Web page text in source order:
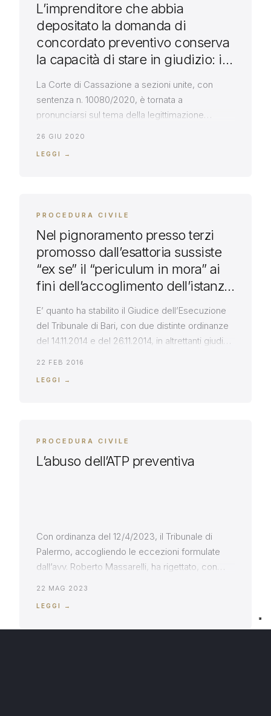
L’imprenditore che abbia
depositato la domanda di
concordato preventivo conserva
la capacità di stare in giudizio: il
La Corte di Cassazione a sezioni unite, con
sentenza n. 10080/2020, è tornata a
pronunciarsi sul tema della legittimazione
Sent. 10080_2020
26 GIU 2020
LEGGI →
PROCEDURA CIVILE
Nel pignoramento presso terzi
promosso dall’esattoria sussiste
“ex se” il “periculum in mora” ai
fini dell’accoglimento dell’istanza
E’ quanto ha stabilito il Giudice dell’Esecuzione
del Tribunale di Bari, con due distinte ordinanze
del 14.11.2014 e del 26.11.2014, in altrettanti giudizi
sospensione dell’esecuzione che era stata
22 FEB 2016
LEGGI →
PROCEDURA CIVILE
L’abuso dell’ATP preventiva
Con ordinanza del 12/4/2023, il Tribunale di
Palermo, accogliendo le eccezioni formulate
dall’avv. Roberto Massarelli, ha rigettato, con
bene, attinto da presunti difetti di funzionalità. Il
22 MAG 2023
LEGGI →